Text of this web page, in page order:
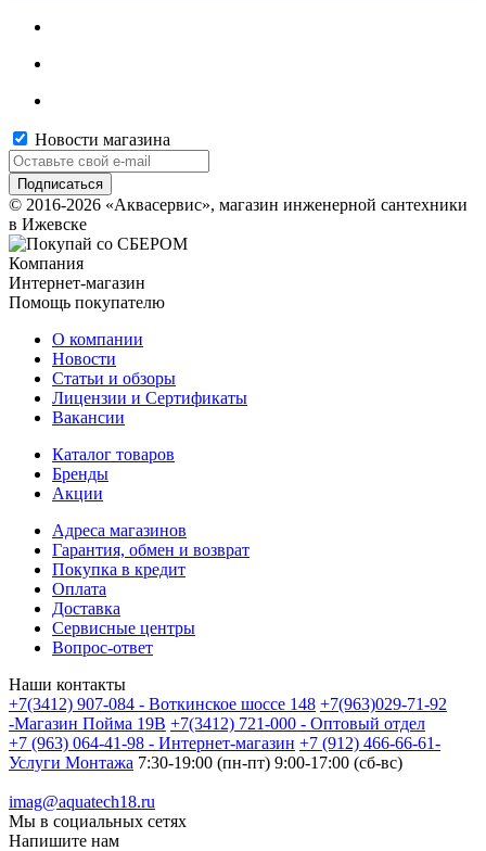
Новости магазина
© 2016-2026 «Аквасервис», магазин инженерной сантехники
в Ижевске
Компания
Интернет-магазин
Помощь покупателю
О компании
Новости
Статьи и обзоры
Лицензии и Сертификаты
Вакансии
Каталог товаров
Бренды
Акции
Адреса магазинов
Гарантия, обмен и возврат
Покупка в кредит
Оплата
Доставка
Сервисные центры
Вопрос-ответ
Наши контакты
+7(3412) 907-084 - Воткинское шоссе 148 +7(963)029-71-92
-Магазин Пойма 19В +7(3412) 721-000 - Оптовый отдел
+7 (963) 064-41-98 - Интернет-магазин +7 (912) 466-66-61-
Услуги Монтажа 7:30-19:00 (пн-пт) 9:00-17:00 (сб-вс)
imag@aquatech18.ru
Мы в социальных сетях
Напишите нам